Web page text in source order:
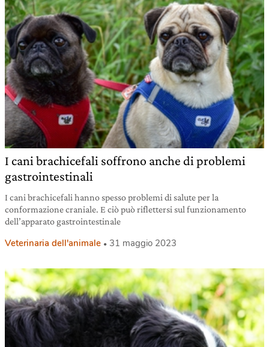
I cani brachicefali soffrono anche di problemi
gastrointestinali
I cani brachicefali hanno spesso problemi di salute per la
conformazione craniale. E ciò può riflettersi sul funzionamento
dell’apparato gastrointestinale
Veterinaria dell'animale 31 maggio 2023